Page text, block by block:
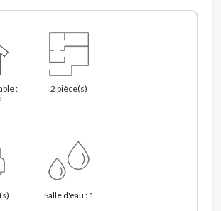
:
2 pièce(s)
Salle d'eau : 1